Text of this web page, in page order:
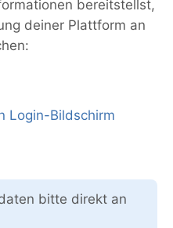
bereitstellst,
deiner Plattform an
Login-Bildschirm
bitte direkt an